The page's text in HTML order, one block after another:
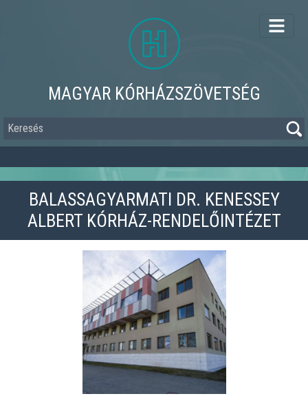
MAGYAR KÓRHÁZSZÖVETSÉG
Keresés
BALASSAGYARMATI DR. KENESSEY
ALBERT KÓRHÁZ-RENDELŐINTÉZET